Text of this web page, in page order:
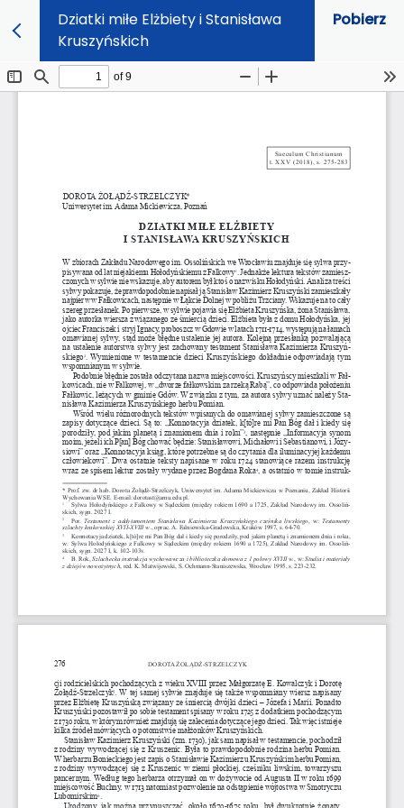
Dziatki miłe Elżbiety i Stanisława
Kruszyńskich
Pobierz